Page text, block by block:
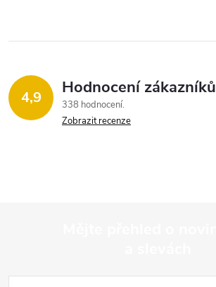
4,9 Hodnocení zákazníků
338 hodnocení
Zobrazit recenze